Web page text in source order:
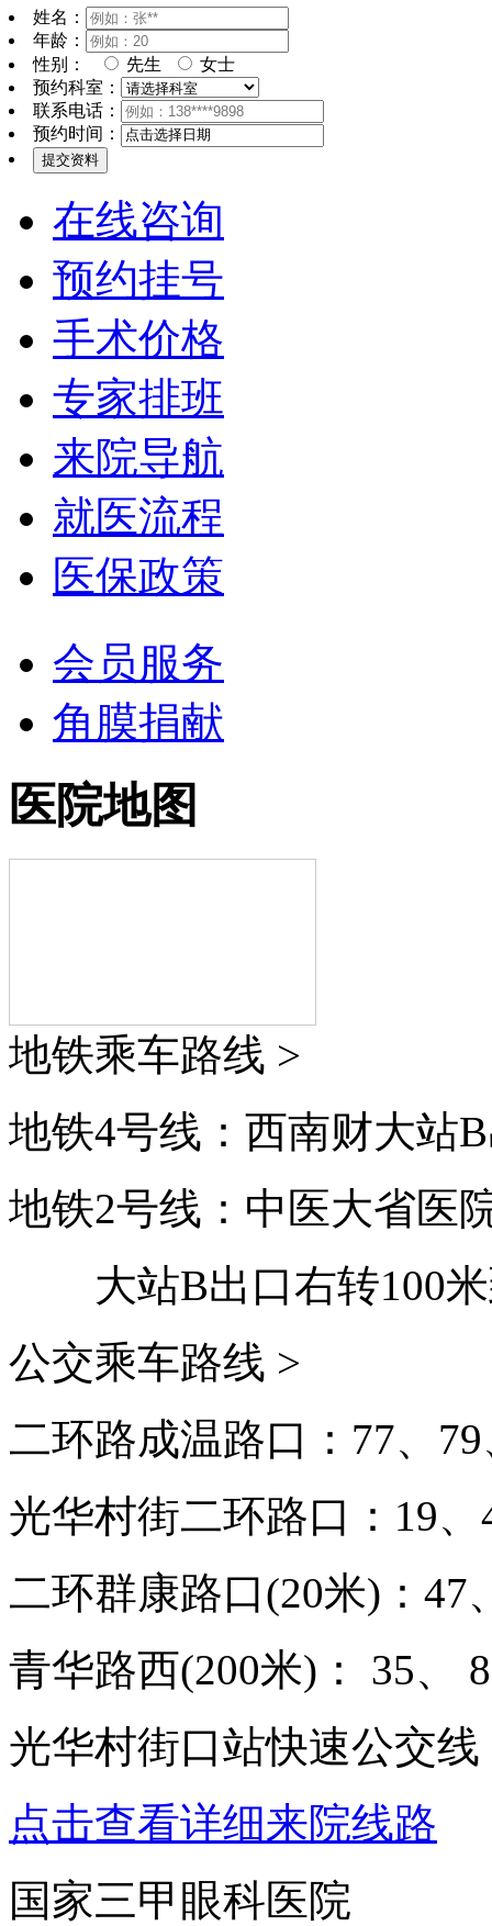
姓名：
年龄：
性别：
先生
女士
预约科室：
联系电话：
预约时间：
在线咨询
预约挂号
手术价格
专家排班
来院导航
就医流程
医保政策
会员服务
角膜捐献
医院地图
地铁乘车路线 >
地铁4号线：西南财大站
地铁2号线：中医大省医
大站B出口右转100
公交乘车路线 >
二环路成温路口：77、
光华村街二环路口：19、
二环群康路口(20米)：47
青华路西(200米)： 35、
光华村街口站快速公交线
点击查看详细来院线路
国家三甲眼科医院